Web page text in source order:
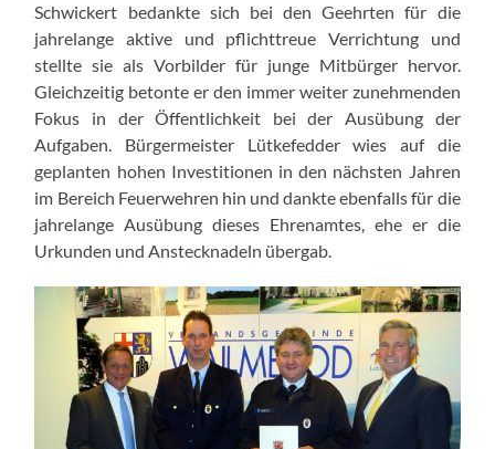
Schwickert bedankte sich bei den Geehrten für die
jahrelange aktive und pflichttreue Verrichtung und
stellte sie als Vorbilder für junge Mitbürger hervor.
Gleichzeitig betonte er den immer weiter zunehmenden
Fokus in der Öffentlichkeit bei der Ausübung der
Aufgaben. Bürgermeister Lütkefedder wies auf die
geplanten hohen Investitionen in den nächsten Jahren
im Bereich Feuerwehren hin und dankte ebenfalls für die
jahrelange Ausübung dieses Ehrenamtes, ehe er die
Urkunden und Anstecknadeln übergab.